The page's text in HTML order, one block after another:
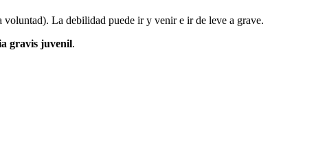
La debilidad puede ir y venir e ir de leve a grave.
gravis juvenil.